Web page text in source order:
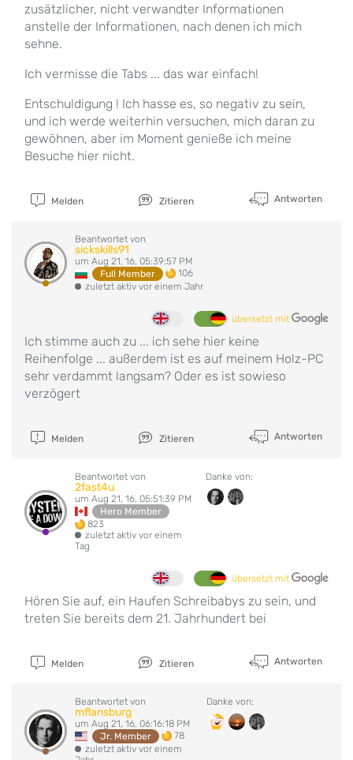
zusätzlicher, nicht verwandter Informationen
anstelle der Informationen, nach denen ich mich
sehne.
Ich vermisse die Tabs ... das war einfach!
Entschuldigung ! Ich hasse es, so negativ zu sein,
und ich werde weiterhin versuchen, mich daran zu
gewöhnen, aber im Moment genieße ich meine
Besuche hier nicht.
Melden Zitieren Antworten
Beantwortet von
sickskills91
um Aug 21, 16, 05:39:57 PM
Full Member
106
zuletzt aktiv vor einem Jahr
übersetzt mit
Ich stimme auch zu ... ich sehe hier keine
Reihenfolge ... außerdem ist es auf meinem Holz-PC
sehr verdammt langsam? Oder es ist sowieso
verzögert
Melden Zitieren Antworten
Beantwortet von
2fast4u
um Aug 21, 16, 05:51:39 PM
Hero Member
823
zuletzt aktiv vor einem
Tag
Danke von:
übersetzt mit
Hören Sie auf, ein Haufen Schreibabys zu sein, und
treten Sie bereits dem 21. Jahrhundert bei
Melden Zitieren Antworten
Beantwortet von
mflansburg
um Aug 21, 16, 06:16:18 PM
Jr. Member
78
zuletzt aktiv vor einem
Danke von: